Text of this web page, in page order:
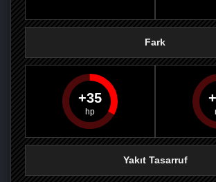
PAYLAŞPAYLAŞPLUS'TA
Fark
35
Yakıt Tasarruf